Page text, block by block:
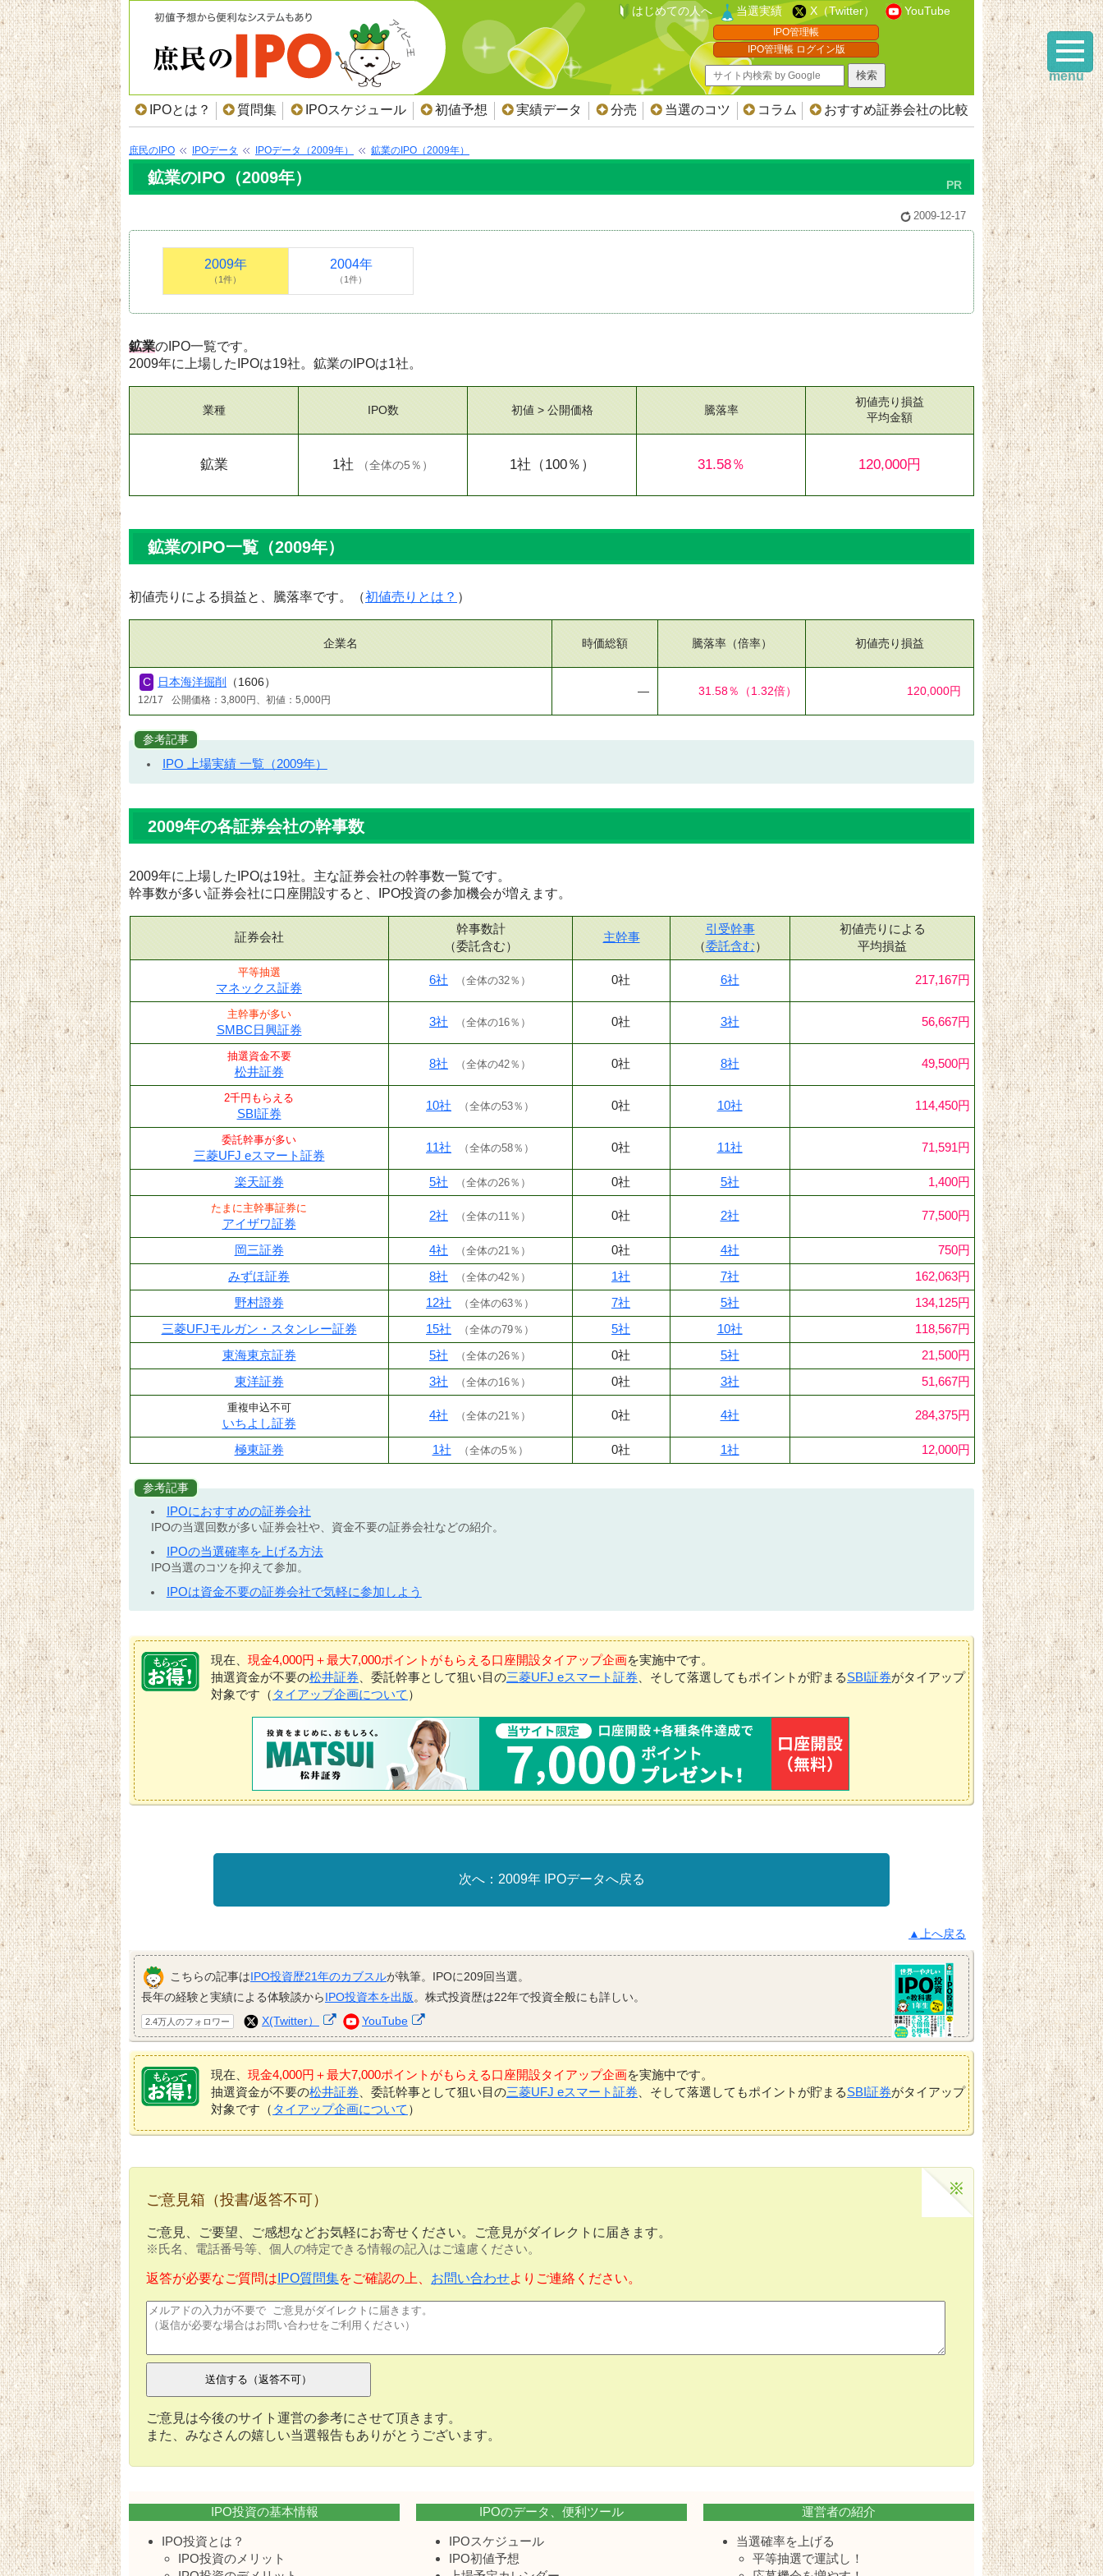
はじめての人へ 当選実績 X（Twitter） YouTube
IPO管理帳
IPO管理帳 ログイン版
IPOとは？ 質問集 IPOスケジュール 初値予想 実績データ 分売 当選のコツ コラム おすすめ証券会社の比較
庶民のIPO IPOデータ IPOデータ（2009年） 鉱業のIPO（2009年）
鉱業のIPO（2009年）
2009-12-17
2009年
（1件）
2004年
（1件）
鉱業のIPO一覧です。
2009年に上場したIPOは19社。鉱業のIPOは1社。
業種
鉱業
IPO数
1社 （全体の5％ ）
初値 > 公開価格
1社 （100％）
騰落率
31.58％
初値売り損益
平均金額
120,000円
鉱業のIPO一覧（2009年）
初値売りによる損益と、騰落率です。（初値売りとは？ ）
企業名 時価総額 騰落率（倍率） 初値売り損益
日本海洋掘削 （1606）
12/17 公開価格：3,800円、初値：5,000円
― 31.58％ （1.32倍） 120,000円
参考記事
IPO 上場実績 一覧（2009年）
2009年の各証券会社の幹事数
2009年に上場したIPOは19社。主な証券会社の幹事数一覧です。
幹事数が多い証券会社に口座開設すると、IPO投資の参加機会が増えます。
証券会社
幹事数計
（委託含む）
主幹事
引受幹事
（委託含む）
初値売りによる
平均損益
平等抽選
マネックス証券
6社 （全体の32％ ） 0社 6社 217,167円
主幹事が多い
SMBC日興証券
3社 （全体の16％ ） 0社 3社 56,667円
抽選資金不要
松井証券
8社 （全体の42％ ） 0社 8社 49,500円
2千円もらえる
SBI証券
10社 （全体の53％ ） 0社 10社 114,450円
委託幹事が多い
三菱UFJ eスマート証券
11社 （全体の58％ ） 0社 11社 71,591円
楽天証券 5社 （全体の26％ ） 0社 5社 1,400円
たまに主幹事証券に
アイザワ証券
2社 （全体の11％ ） 0社 2社 77,500円
岡三証券 4社 （全体の21％ ） 0社 4社
750円
みずほ証券
8社 （全体の42％ ） 1社 7社
162,063円
野村證券
12社 （全体の63％ ） 7社 5社
134,125円
三菱UFJモルガン・スタンレー証券
15社 （全体の79％ ） 5社 10社
118,567円
東海東京証券
5社 （全体の26％ ） 0社 5社
21,500円
東洋証券
3社 （全体の16％ ） 0社 3社 51,667円
重複申込不可
いちよし証券
4社 （全体の21％ ） 0社 4社 284,375円
極東証券 1社 （全体の5％ ） 0社 1社 12,000円
参考記事
IPOにおすすめの証券会社
IPOの当選回数が多い証券会社や、資金不要の証券会社などの紹介。
IPOの当選確率を上げる方法
IPO当選のコツを抑えて参加。
IPOは資金不要の証券会社で気軽に参加しよう
現在、 現金4,000円＋最大7,000ポイントがもらえる口座開設タイアップ企画を実施中です。
抽選資金が不要の松井証券 、委託幹事として狙い目の三菱UFJ eスマート証券 、そして落選してもポイントが貯まるSBI証券がタイアップ
対象です（ タイアップ企画について ）
2009年 IPOデータへ戻る
▲上へ戻る
こちらの記事はIPO投資歴21年のカブスルが執筆。IPOに209回当選。
長年の経験と実績による体験談からIPO投資本を出版。株式投資歴は22年で投資全般にも詳しい。
2.4万人のフォロワー X(Twitter） YouTube
現在、 現金4,000円＋最大7,000ポイントがもらえる口座開設タイアップ企画を実施中です。
抽選資金が不要の松井証券 、委託幹事として狙い目の三菱UFJ eスマート証券 、そして落選してもポイントが貯まるSBI証券がタイアップ
対象です（ タイアップ企画について ）
ご意見箱（投書/返答不可）
ご意見、ご要望、ご感想などお気軽にお寄せください。ご意見がダイレクトに届きます。
※氏名、電話番号等、個人の特定できる情報の記入はご遠慮ください。
返答が必要なご質問は IPO質問集をご確認の上、 お問い合わせよりご連絡ください。
ご意見は今後のサイト運営の参考にさせて頂きます。
また、みなさんの嬉しい当選報告もありがとうございます。
IPO投資の基本情報
IPO投資とは？
IPO投資のメリット
IPOのデータ、便利ツール
IPOスケジュール
IPO初値予想
運営者の紹介
当選確率を上げる
平等抽選で運試し！
menu